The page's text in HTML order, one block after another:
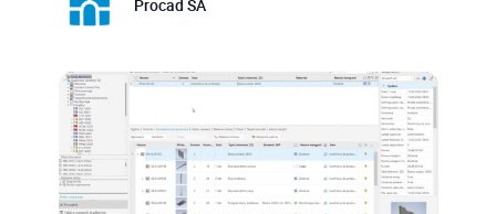
Procad SA